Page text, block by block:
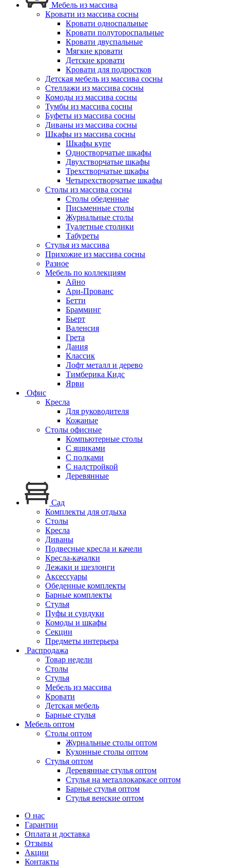
Мебель из массива
Кровати из массива сосны
Кровати односпальные
Кровати полутороспальные
Кровати двуспальные
Мягкие кровати
Детские кровати
Кровати для подростков
Детская мебель из массива сосны
Стеллажи из массива сосны
Комоды из массива сосны
Тумбы из массива сосны
Буфеты из массива сосны
Диваны из массива сосны
Шкафы из массива сосны
Шкафы купе
Одностворчатые шкафы
Двухстворчатые шкафы
Трехстворчатые шкафы
Четырехстворчатые шкафы
Столы из массива сосны
Столы обеденные
Письменные столы
Журнальные столы
Туалетные столики
Табуреты
Стулья из массива
Прихожие из массива сосны
Разное
Мебель по коллекциям
Айно
Ари-Прованс
Бетти
Брамминг
Бьерт
Валенсия
Грета
Дания
Классик
Лофт металл и дерево
Тимберика Кидс
Ярви
Офис
Кресла
Для руководителя
Кожаные
Столы офисные
Компьютерные столы
С ящиками
С полками
С надстройкой
Деревянные
Сад
Комплекты для отдыха
Столы
Кресла
Диваны
Подвесные кресла и качели
Кресла-качалки
Лежаки и шезлонги
Аксессуары
Обеденные комплекты
Барные комплекты
Стулья
Пуфы и сундуки
Комоды и шкафы
Секции
Предметы интерьера
Распродажа
Товар недели
Столы
Стулья
Мебель из массива
Кровати
Детская мебель
Барные стулья
Мебель оптом
Столы оптом
Журнальные столы оптом
Кухонные столы оптом
Стулья оптом
Деревянные стулья оптом
Стулья на металлокаркасе оптом
Барные стулья оптом
Стулья венские оптом
О нас
Гарантии
Оплата и доставка
Отзывы
Акции
Контакты